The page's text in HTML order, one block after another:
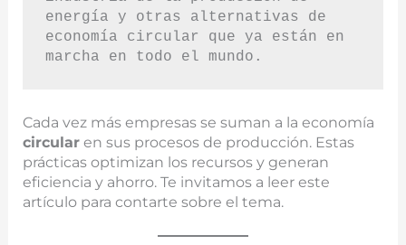
energía y otras alternativas de
economía circular que ya están en
marcha en todo el mundo.
Cada vez más empresas se suman a la economía
circularen sus procesos de producción. Estas
prácticas optimizan los recursos y generan
eficiencia y ahorro. Te invitamos a leer este
artículo para contarte sobre el tema.